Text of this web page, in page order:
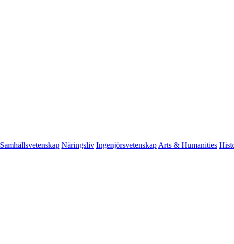
Samhällsvetenskap Näringsliv Ingenjörsvetenskap Arts & Humanities